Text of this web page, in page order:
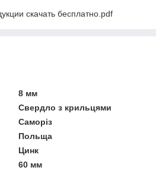
скачать бесплатно.pdf
8 мм
Свердло з крильцями
Саморіз
Польща
Цинк
60 мм